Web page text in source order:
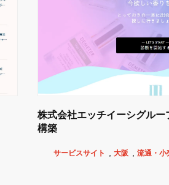
株式会社エッチイーシグル
構築
サービスサイト 大阪 流通・小